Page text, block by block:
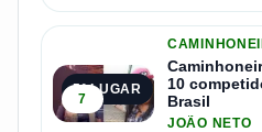
5º LUGAR
7
10
Brasil
JOÃO NETO